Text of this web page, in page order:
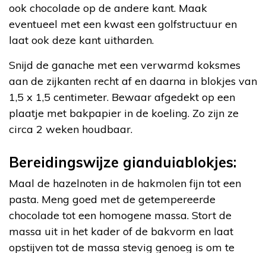
ook chocolade op de andere kant. Maak
eventueel met een kwast een golfstructuur en
laat ook deze kant uitharden.
Snijd de ganache met een verwarmd koksmes
aan de zijkanten recht af en daarna in blokjes van
1,5 x 1,5 centimeter. Bewaar afgedekt op een
plaatje met bakpapier in de koeling. Zo zijn ze
circa 2 weken houdbaar.
Bereidingswijze gianduiablokjes:
Maal de hazelnoten in de hakmolen fijn tot een
pasta. Meng goed met de getempereerde
chocolade tot een homogene massa. Stort de
massa uit in het kader of de bakvorm en laat
opstijven tot de massa stevig genoeg is om te